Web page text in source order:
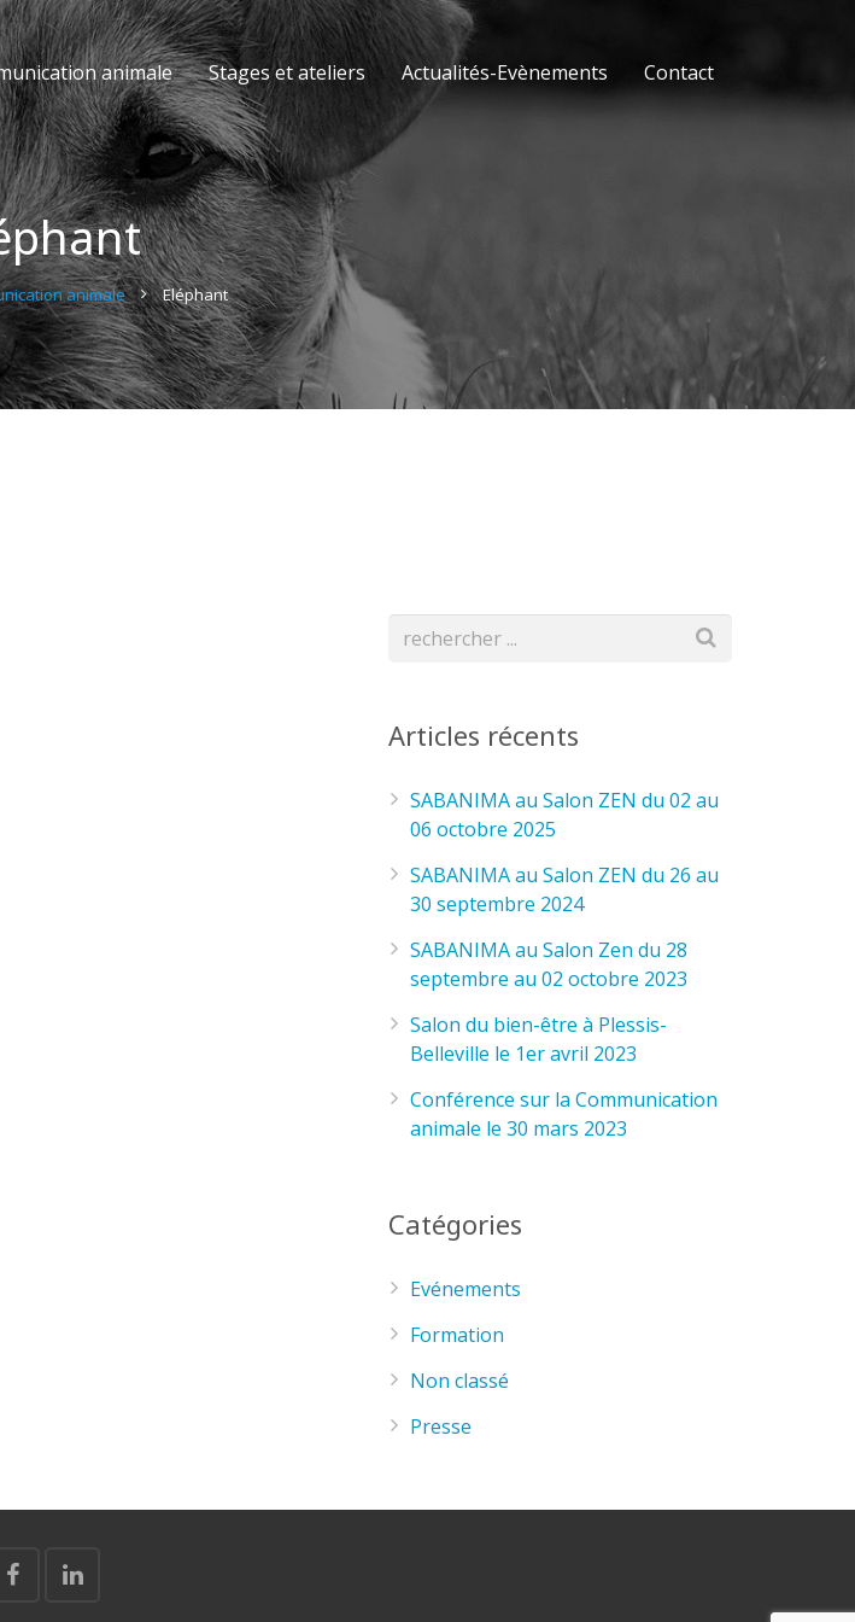
animale Stages et ateliers Actualités-Evènements Contact
animale Eléphant
Articles récents
SABANIMA au Salon ZEN du 02 au
06 octobre 2025
SABANIMA au Salon ZEN du 26 au
30 septembre 2024
SABANIMA au Salon Zen du 28
septembre au 02 octobre 2023
Salon du bien-être à Plessis-
Belleville le 1er avril 2023
Conférence sur la Communication
animale le 30 mars 2023
Catégories
Evénements
Formation
Non classé
Presse